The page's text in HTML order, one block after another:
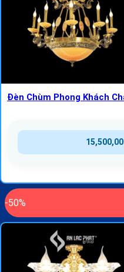
Đèn Chùm Phong Khách
-50%